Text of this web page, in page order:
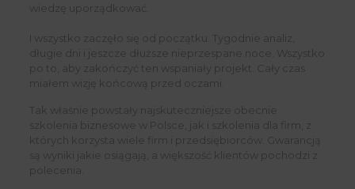
wiedzę uporządkować.
I wszystko zaczęło się od początku. Tygodnie analiz,
długie dni i jeszcze dłuższe nieprzespane noce. Wszystko
po to, aby zakończyć ten wspaniały projekt. Cały czas
miałem wizję końcową przed oczami.
Tak właśnie powstały najskuteczniejsze obecnie
szkolenia biznesowe w Polsce, jak i szkolenia dla firm, z
których korzysta wiele firm i przedsiębiorców. Gwarancją
są wyniki jakie osiągają, a większość klientów pochodzi z
polecenia.